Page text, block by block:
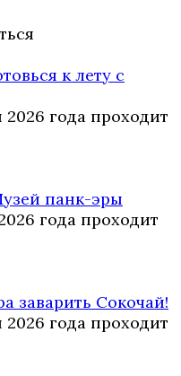
к лету с
года проходит
панк-эры
года проходит
заварить Сокочай!
года проходит